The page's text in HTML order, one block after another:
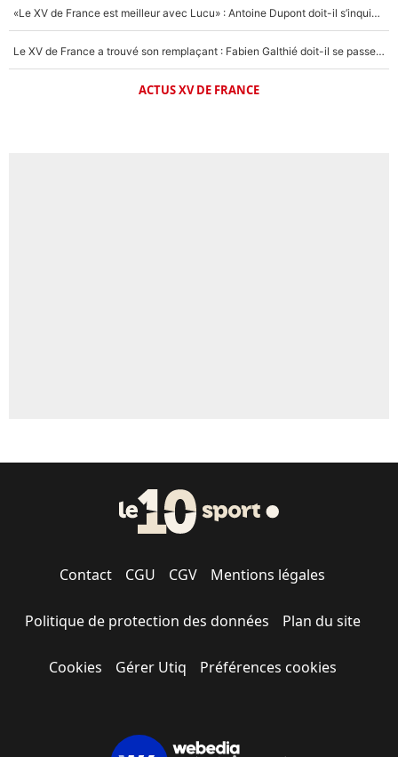
«Le XV de France est meilleur avec Lucu» : Antoine Dupont doit-il s’inquiéter pour sa place ?
Le XV de France a trouvé son remplaçant : Fabien Galthié doit-il se passer d'Antoine Dupont ?
ACTUS XV DE FRANCE
Contact CGU CGV Mentions légales
Politique de protection des données Plan du site
Cookies Gérer Utiq Préférences cookies